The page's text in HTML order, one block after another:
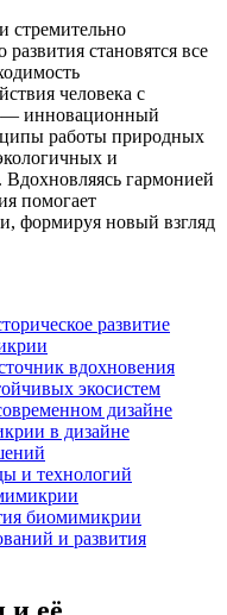
стремительно
становятся все
человека с
— инновационный
работы природных
и
гармонией
помогает
формируя новый взгляд
развитие
вдохновения
экосистем
дизайне
в дизайне
и технологий
биомимикрии
и развития